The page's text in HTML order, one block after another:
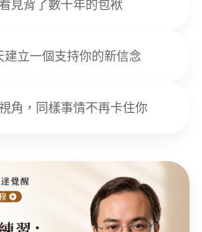
見背了數十年的包袱
建立一個支持你的新信念
角，同樣事情不再卡住你